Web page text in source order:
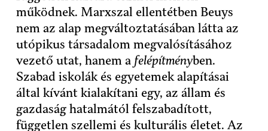
működnek. Marxszal ellentétben Beuys
nem az alap megváltoztatásában látta az
utópikus társadalom megvalósításához
vezető utat, hanem a felépítményben.
Szabad iskolák és egyetemek alapításai
által kívánt kialakítani egy, az állam és
gazdaság hatalmától felszabadított,
független szellemi és kulturális életet. Az